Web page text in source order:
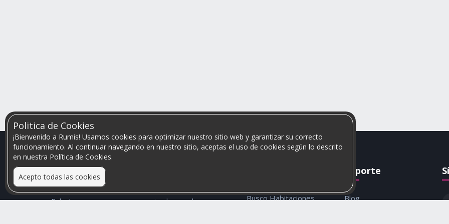
Politica de Cookies
¡Bienvenido a Rumis! Usamos cookies para optimizar nuestro sitio web y garantizar su correcto
funcionamiento. Al continuar navegando en nuestro sitio, aceptas el uso de cookies según lo descrito
en nuestra Política de Cookies.
Acepto todas las cookies
Relacionamos personas que arriendan con las que
Busco Habitaciones
Soporte
Blog